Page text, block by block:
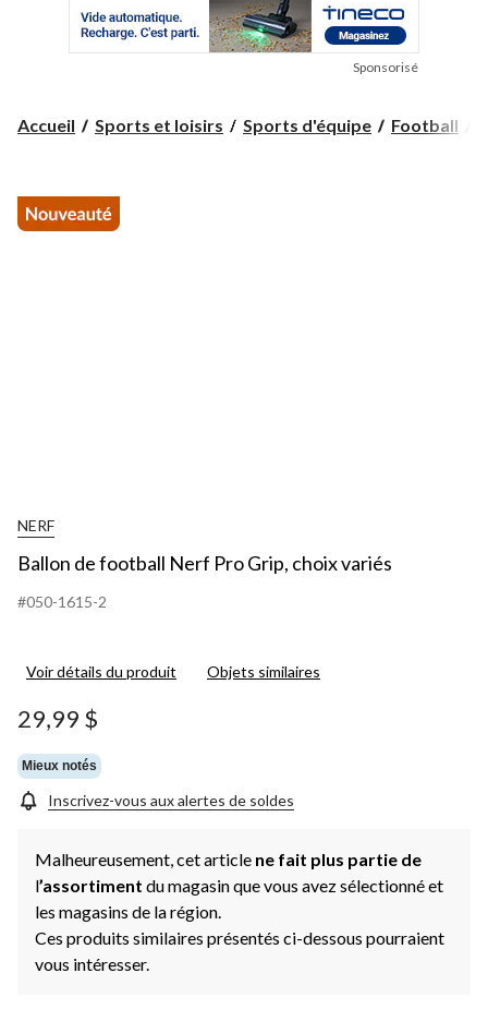
Sponsorisé
Accueil Sports et loisirs Sports d'équipe Football
NERF
Ballon de football Nerf Pro Grip, choix variés
#050-1615-2
Voir détails du produit Objets similaires
29,99 $
Mieux notés
Inscrivez-vous aux alertes de soldes
Malheureusement, cet article ne fait plus partie de
l’assortiment du magasin que vous avez sélectionné et
les magasins de la région.
Ces produits similaires présentés ci-dessous pourraient
vous intéresser.